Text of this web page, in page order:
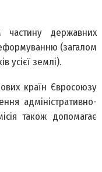
державних
(загалом
усієї землі).
країн Євросоюзу
адміністративно-
також допомагає